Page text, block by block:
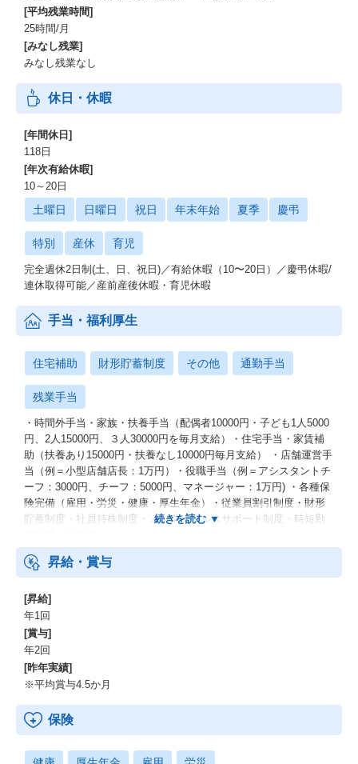
[平均残業時間]
25時間/月
[みなし残業]
みなし残業なし
休日・休暇
[年間休日]
118日
[年次有給休暇]
10～20日
土曜日 日曜日 祝日 年末年始 夏季 慶弔
特別 産休 育児
完全週休2日制(土、日、祝日)／有給休暇（10〜20日）／慶弔休暇/
連休取得可能／産前産後休暇・育児休暇
手当・福利厚生
住宅補助 財形貯蓄制度 その他 通勤手当
残業手当
・時間外手当・家族・扶養手当（配偶者10000円・子ども1人5000
円、2人15000円、３人30000円を毎月支給）・住宅手当・家賃補
助（扶養あり15000円・扶養なし10000円毎月支給） ・店舗運営手
当（例＝小型店舗店長：1万円）・役職手当（例＝アシスタントチ
ーフ：3000円、チーフ：5000円、マネージャー：1万円) ・各種保
険完備（雇用・労災・健康・厚生年金）・従業員割引制度・財形
貯蓄制度・社員持株制度・メンタルヘルスサポート制度・時短勤
昇給・賞与
[昇給]
年1回
[賞与]
年2回
[昨年実績]
※平均賞与4.5か月
保険